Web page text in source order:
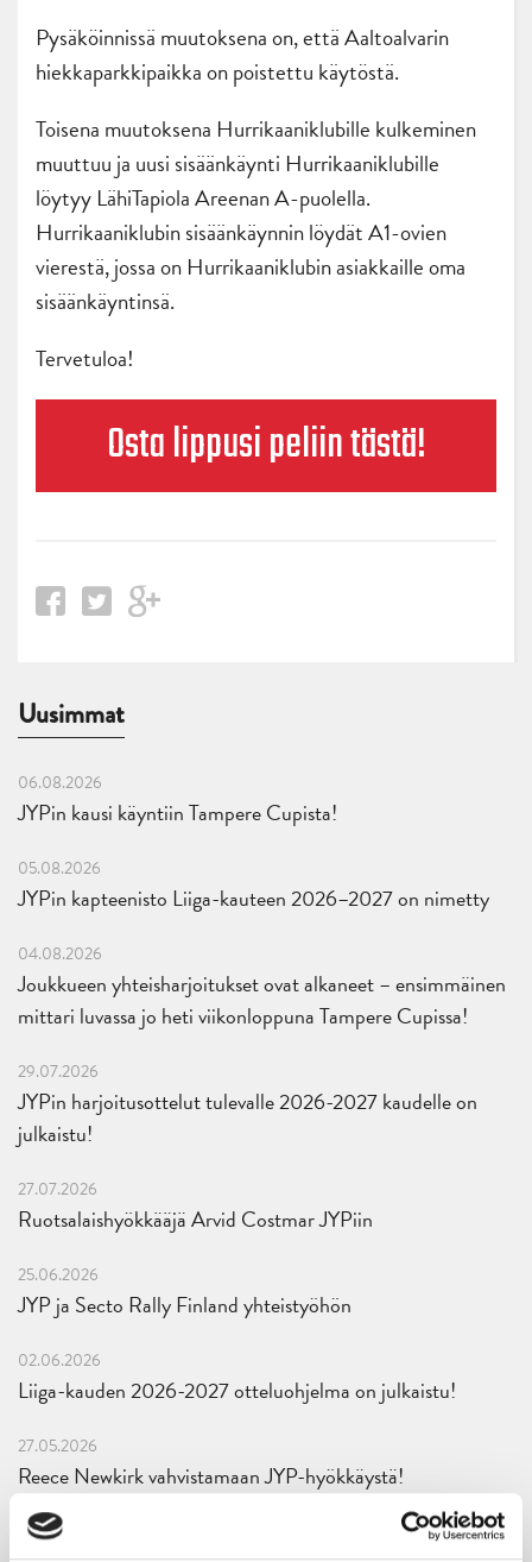
Pysäköinnissä muutoksena on, että Aaltoalvarin
hiekkaparkkipaikka on poistettu käytöstä.
Toisena muutoksena Hurrikaaniklubille kulkeminen
muuttuu ja uusi sisäänkäynti Hurrikaaniklubille
löytyy LähiTapiola Areenan A-puolella.
Hurrikaaniklubin sisäänkäynnin löydät A1-ovien
vierestä, jossa on Hurrikaaniklubin asiakkaille oma
sisäänkäyntinsä.
Tervetuloa!
Osta lippusi peliin tästä!
Uusimmat
06.08.2026
JYPin kausi käyntiin Tampere Cupista!
05.08.2026
JYPin kapteenisto Liiga-kauteen 2026–2027 on nimetty
04.08.2026
Joukkueen yhteisharjoitukset ovat alkaneet – ensimmäinen
mittari luvassa jo heti viikonloppuna Tampere Cupissa!
29.07.2026
JYPin harjoitusottelut tulevalle 2026-2027 kaudelle on
julkaistu!
27.07.2026
Ruotsalaishyökkääjä Arvid Costmar JYPiin
25.06.2026
JYP ja Secto Rally Finland yhteistyöhön
02.06.2026
Liiga-kauden 2026-2027 otteluohjelma on julkaistu!
27.05.2026
Reece Newkirk vahvistamaan JYP-hyökkäystä!
18.05.2026